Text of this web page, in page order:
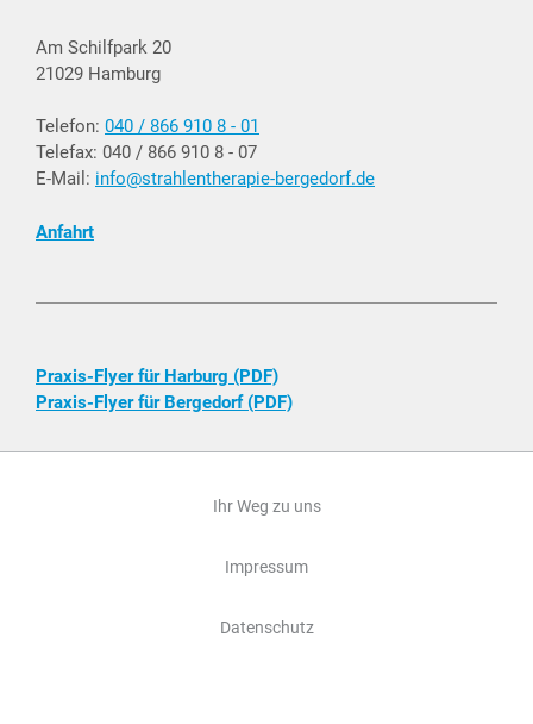
Am Schilfpark 20
21029 Hamburg
Telefon: 040 / 866 910 8 - 01
Telefax: 040 / 866 910 8 - 07
E-Mail: info@strahlentherapie-bergedorf.de
Anfahrt
Praxis-Flyer für Harburg (PDF)
Praxis-Flyer für Bergedorf (PDF)
Ihr Weg zu uns
Impressum
Datenschutz